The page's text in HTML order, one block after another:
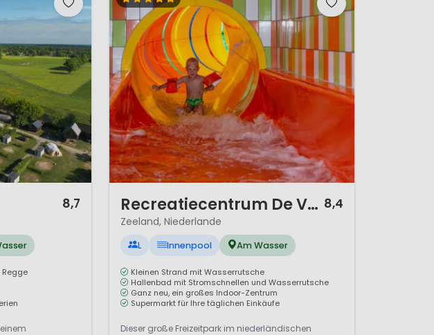
8,7 Recreatiecentrum De Vogel 8,4
Zeeland, Niederlande
L Innenpool Am Wasser
Kleinen Strand mit Wasserrutsche
Hallenbad mit Stromschnellen und Wasserrutsche
Ganz neu, ein großes Indoor-Zentrum
Supermarkt für Ihre täglichen Einkäufe
Dieser große Freizeitpark im niederländischen